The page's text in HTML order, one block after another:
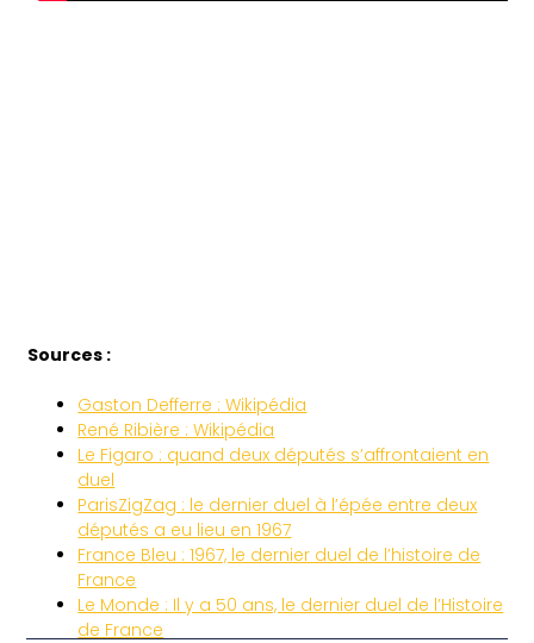
Sources :
Gaston Defferre : Wikipédia
René Ribière : Wikipédia
Le Figaro : quand deux députés s’affrontaient en
duel
ParisZigZag : le dernier duel à l’épée entre deux
députés a eu lieu en 1967
France Bleu : 1967, le dernier duel de l’histoire de
France
Le Monde : Il y a 50 ans, le dernier duel de l’Histoire
de France